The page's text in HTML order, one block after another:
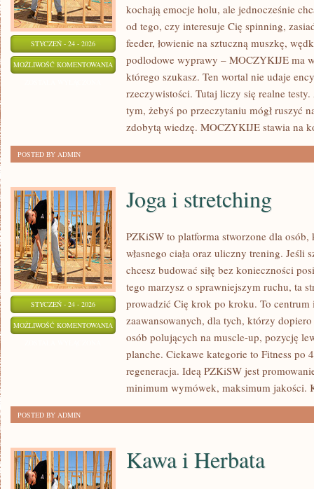
STYCZEŃ - 24 - 2026
MOŻLIWOŚĆ KOMENTOWANIA WĘDKARSTWO
KARPIOWE
kochają emocje holu, ale jednocześnie
od tego, czy interesuje Cię spinning,
feeder, łowienie na sztuczną muszkę,
podlodowe wyprawy – MOCZYKIJE ma
którego szukasz. Ten wortal nie udaje
rzeczywistości. Tutaj liczy się realne
tym, żebyś po przeczytaniu mógł ruszyć
zdobytą wiedzę. MOCZYKIJE stawia na
POSTED BY ADMIN
STYCZEŃ - 24 - 2026
MOŻLIWOŚĆ KOMENTOWANIA JOGA
STRETCHING
Joga i stretching
PZKiSW to platforma stworzone dla
własnego ciała oraz uliczny trening. Jeśli
chcesz budować siłę bez konieczności
tego marzysz o sprawniejszym ruchu, ta
prowadzić Cię krok po kroku. To
zaawansowanych, dla tych, którzy
osób polujących na muscle-up, pozycję
planche. Ciekawe kategorie to Fitness po
regeneracja. Ideą PZKiSW jest
minimum wymówek, maksimum jakości.
POSTED BY ADMIN
Kawa i Herbata